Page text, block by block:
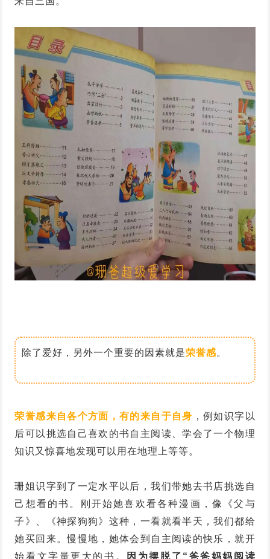
除了爱好，另外一个重要的因素就是荣誉感。
荣誉感来自各个方面，有的来自于自身 ，例如识字以
后可以挑选自己喜欢的书自主阅读、学会了一个物理
知识又惊喜地发现可以用在地理上等等。
珊姐识字到了一定水平以后，我们带她去书店挑选自
己想看的书。刚开始她喜欢看各种漫画，像《父与
子》、《神探狗狗》这种，一看就看半天，我们都给
她买回来。慢慢地，她体会到自主阅读的快乐，就开
始看文字量更大的书。
因为摆脱了“爸爸妈妈阅读